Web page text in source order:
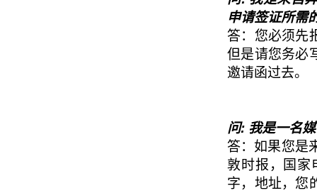
申请签证所需
答：您必须先
但是请您务必
邀请函过去。
问: 我是一名
答：如果您是
敦时报，国家
字，地址，您